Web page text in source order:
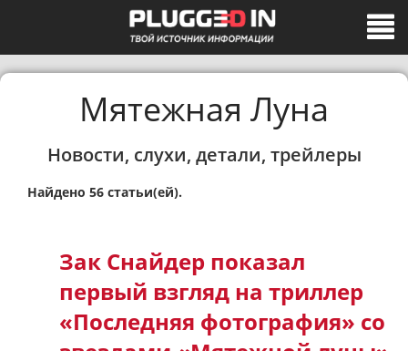
Мятежная Луна
Новости, слухи, детали, трейлеры
Найдено 56 статьи(ей).
Зак Снайдер показал
первый взгляд на триллер
«Последняя фотография» со